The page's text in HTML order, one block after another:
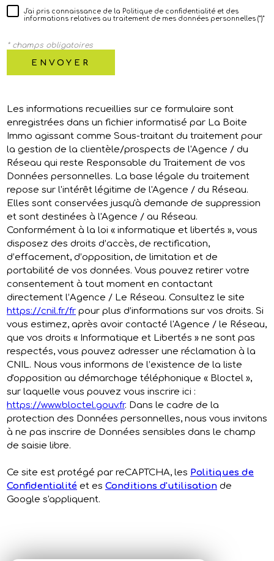
J'ai pris connaissance de la Politique de confidentialité et des
informations relatives au traitement de mes données personnelles (*)*
* champs obligatoires
ENVOYER
Les informations recueillies sur ce formulaire sont
enregistrées dans un fichier informatisé par La Boite
Immo agissant comme Sous-traitant du traitement pour
la gestion de la clientèle/prospects de l'Agence / du
Réseau qui reste Responsable du Traitement de vos
Données personnelles. La base légale du traitement
repose sur l'intérêt légitime de l'Agence / du Réseau.
Elles sont conservées jusqu'à demande de suppression
et sont destinées à l'Agence / au Réseau.
Conformément à la loi « informatique et libertés », vous
disposez des droits d’accès, de rectification,
d’effacement, d’opposition, de limitation et de
portabilité de vos données. Vous pouvez retirer votre
consentement à tout moment en contactant
directement l’Agence / Le Réseau. Consultez le site
https://cnil.fr/fr pour plus d’informations sur vos droits. Si
vous estimez, après avoir contacté l'Agence / le Réseau,
que vos droits « Informatique et Libertés » ne sont pas
respectés, vous pouvez adresser une réclamation à la
CNIL. Nous vous informons de l’existence de la liste
d'opposition au démarchage téléphonique « Bloctel »,
sur laquelle vous pouvez vous inscrire ici :
https://www.bloctel.gouv.fr. Dans le cadre de la
protection des Données personnelles, nous vous invitons
à ne pas inscrire de Données sensibles dans le champ
de saisie libre.
Ce site est protégé par reCAPTCHA, les Politiques de
Confidentialité et es Conditions d'utilisation de
Google s'appliquent.